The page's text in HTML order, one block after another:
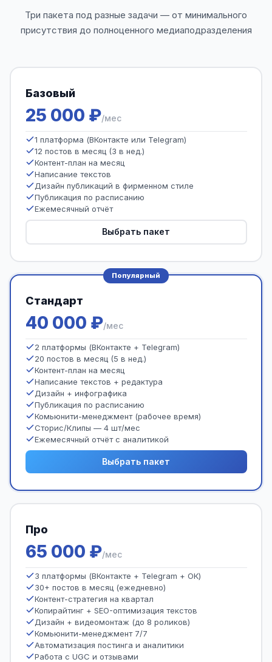
Три пакета под разные задачи — от минимального
присутствия до полноценного медиаподразделения
Базовый
25 000 ₽/мес
1 платформа (ВКонтакте или Telegram)
12 постов в месяц (3 в нед.)
Контент-план на месяц
Написание текстов
Дизайн публикаций в фирменном стиле
Публикация по расписанию
Ежемесячный отчёт
Выбрать пакет
Популярный
Стандарт
40 000 ₽/мес
2 платформы (ВКонтакте + Telegram)
20 постов в месяц (5 в нед.)
Контент-план на месяц
Написание текстов + редактура
Дизайн + инфографика
Публикация по расписанию
Комьюнити-менеджмент (рабочее время)
Сторис/Клипы — 4 шт/мес
Ежемесячный отчёт с аналитикой
Выбрать пакет
Про
65 000 ₽/мес
3 платформы (ВКонтакте + Telegram + ОК)
30+ постов в месяц (ежедневно)
Контент-стратегия на квартал
Копирайтинг + SEO-оптимизация текстов
Дизайн + видеомонтаж (до 8 роликов)
Комьюнити-менеджмент 7/7
Автоматизация постинга и аналитики
Работа с UGC и отзывами